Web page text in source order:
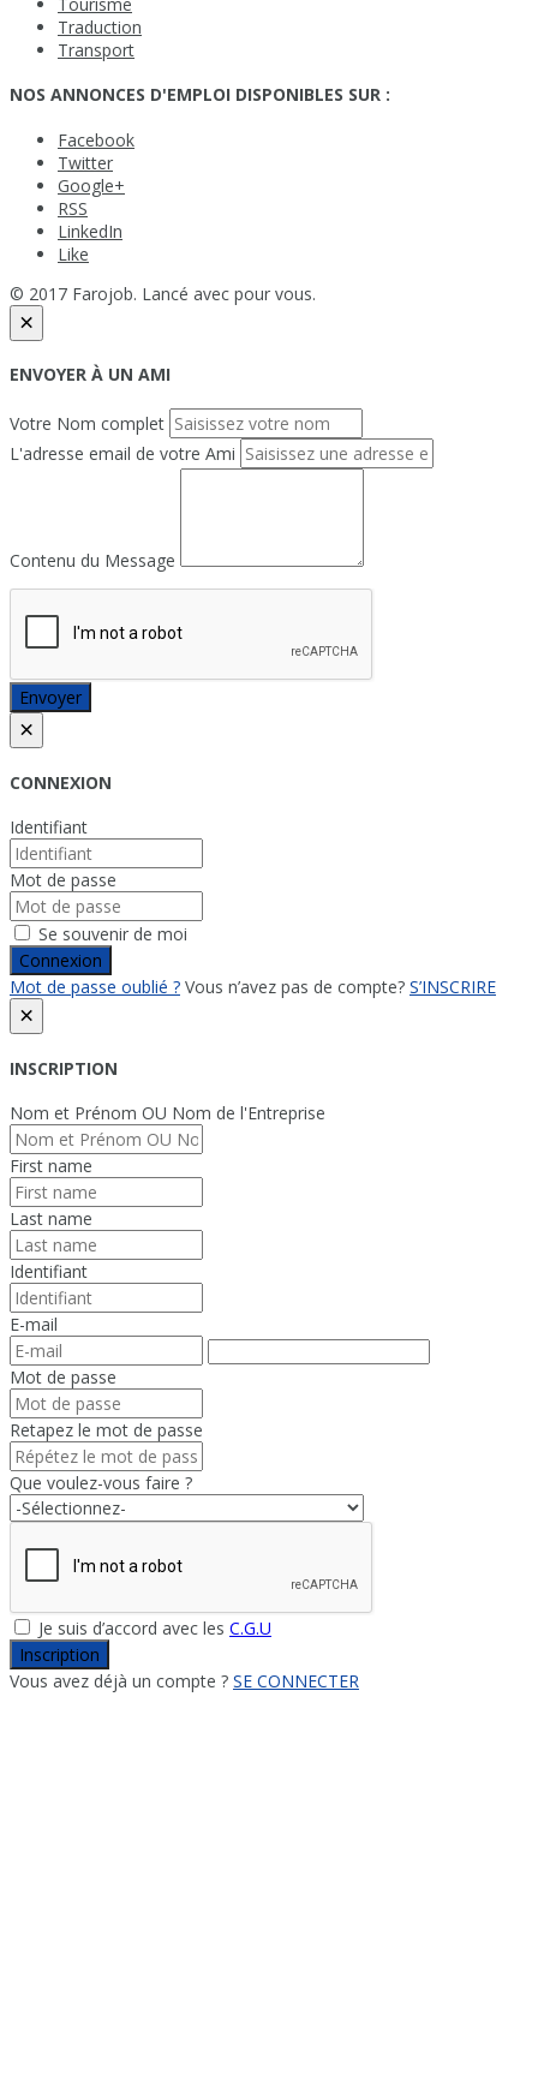
Traduction
Transport
NOS ANNONCES D'EMPLOI DISPONIBLES SUR :
Facebook
Twitter
Google+
RSS
LinkedIn
Like
© 2017 Farojob. Lancé avec pour vous.
×
ENVOYER À UN AMI
Votre Nom complet
L'adresse email de votre Ami
Contenu du Message
Envoyer
×
CONNEXION
Identifiant
Mot de passe
Se souvenir de moi
Connexion
Mot de passe oublié ? Vous n’avez pas de compte? S’INSCRIRE
×
INSCRIPTION
Nom et Prénom OU Nom de l'Entreprise
First name
Last name
Identifiant
E-mail
Mot de passe
Retapez le mot de passe
Que voulez-vous faire ?
Je suis d’accord avec les C.G.U
Inscription
Vous avez déjà un compte ? SE CONNECTER